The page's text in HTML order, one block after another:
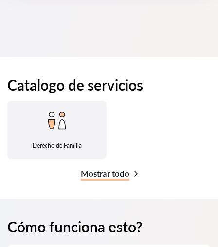
Catalogo de servicios
Derecho de Familia
Mostrar todo
Cómo funciona esto?